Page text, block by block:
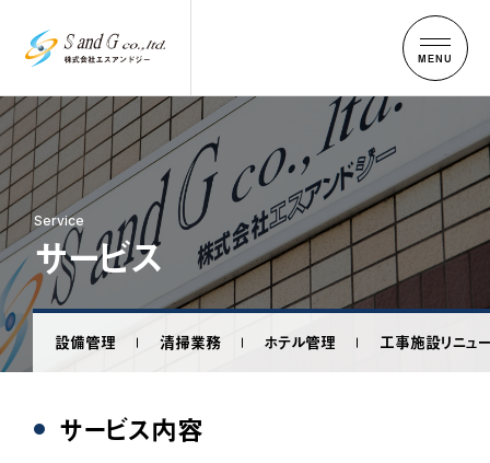
MENU
ホーム
会社概要
サービス
設備管理
清掃業務
インフォメーション
Service
サービス
設備管理 清掃業務 ホテル管理 ⼯事施設リニュ
サービス内容